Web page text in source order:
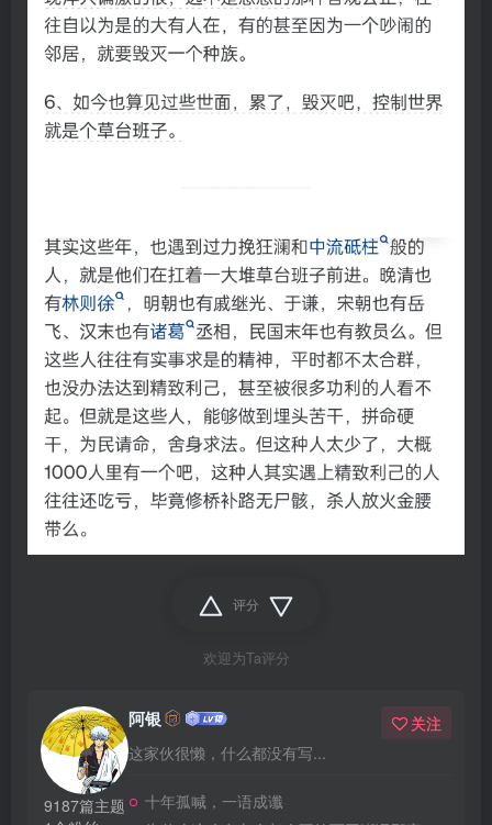
评分
欢迎为Ta评分
9187篇主题
阿银
这家伙很懒，什么都没有写...
关注
十年孤喊，一语成谶